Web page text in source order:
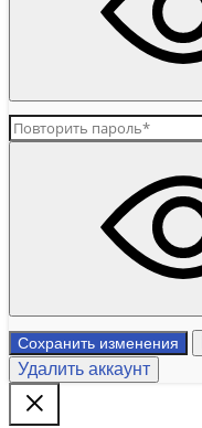
Сохранить изменения
Удалить аккаунт